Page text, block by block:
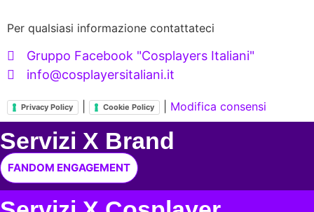
Per qualsiasi informazione contattateci
Gruppo Facebook "Cosplayers Italiani"
info@cosplayersitaliani.it
Privacy Policy Cookie Policy Modifica consensi
Servizi X Brand
FANDOM ENGAGEMENT